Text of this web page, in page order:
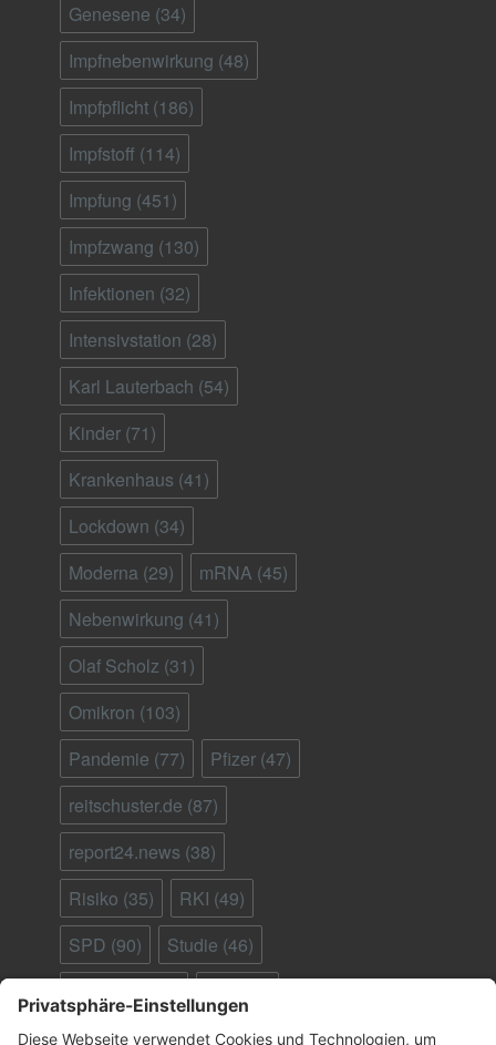
Genesene (34)
Impfnebenwirkung (48)
Impfpflicht (186)
Impfstoff (114)
Impfung (451)
Impfzwang (130)
Infektionen (32)
Intensivstation (28)
Karl Lauterbach (54)
Kinder (71)
Krankenhaus (41)
Lockdown (34)
Moderna (29) mRNA (45)
Nebenwirkung (41)
Olaf Scholz (31)
Omikron (103)
Pandemie (77) Pfizer (47)
reitschuster.de (87)
report24.news (38)
Risiko (35) RKI (49)
SPD (90) Studie (46)
Ungeimpfte(95)